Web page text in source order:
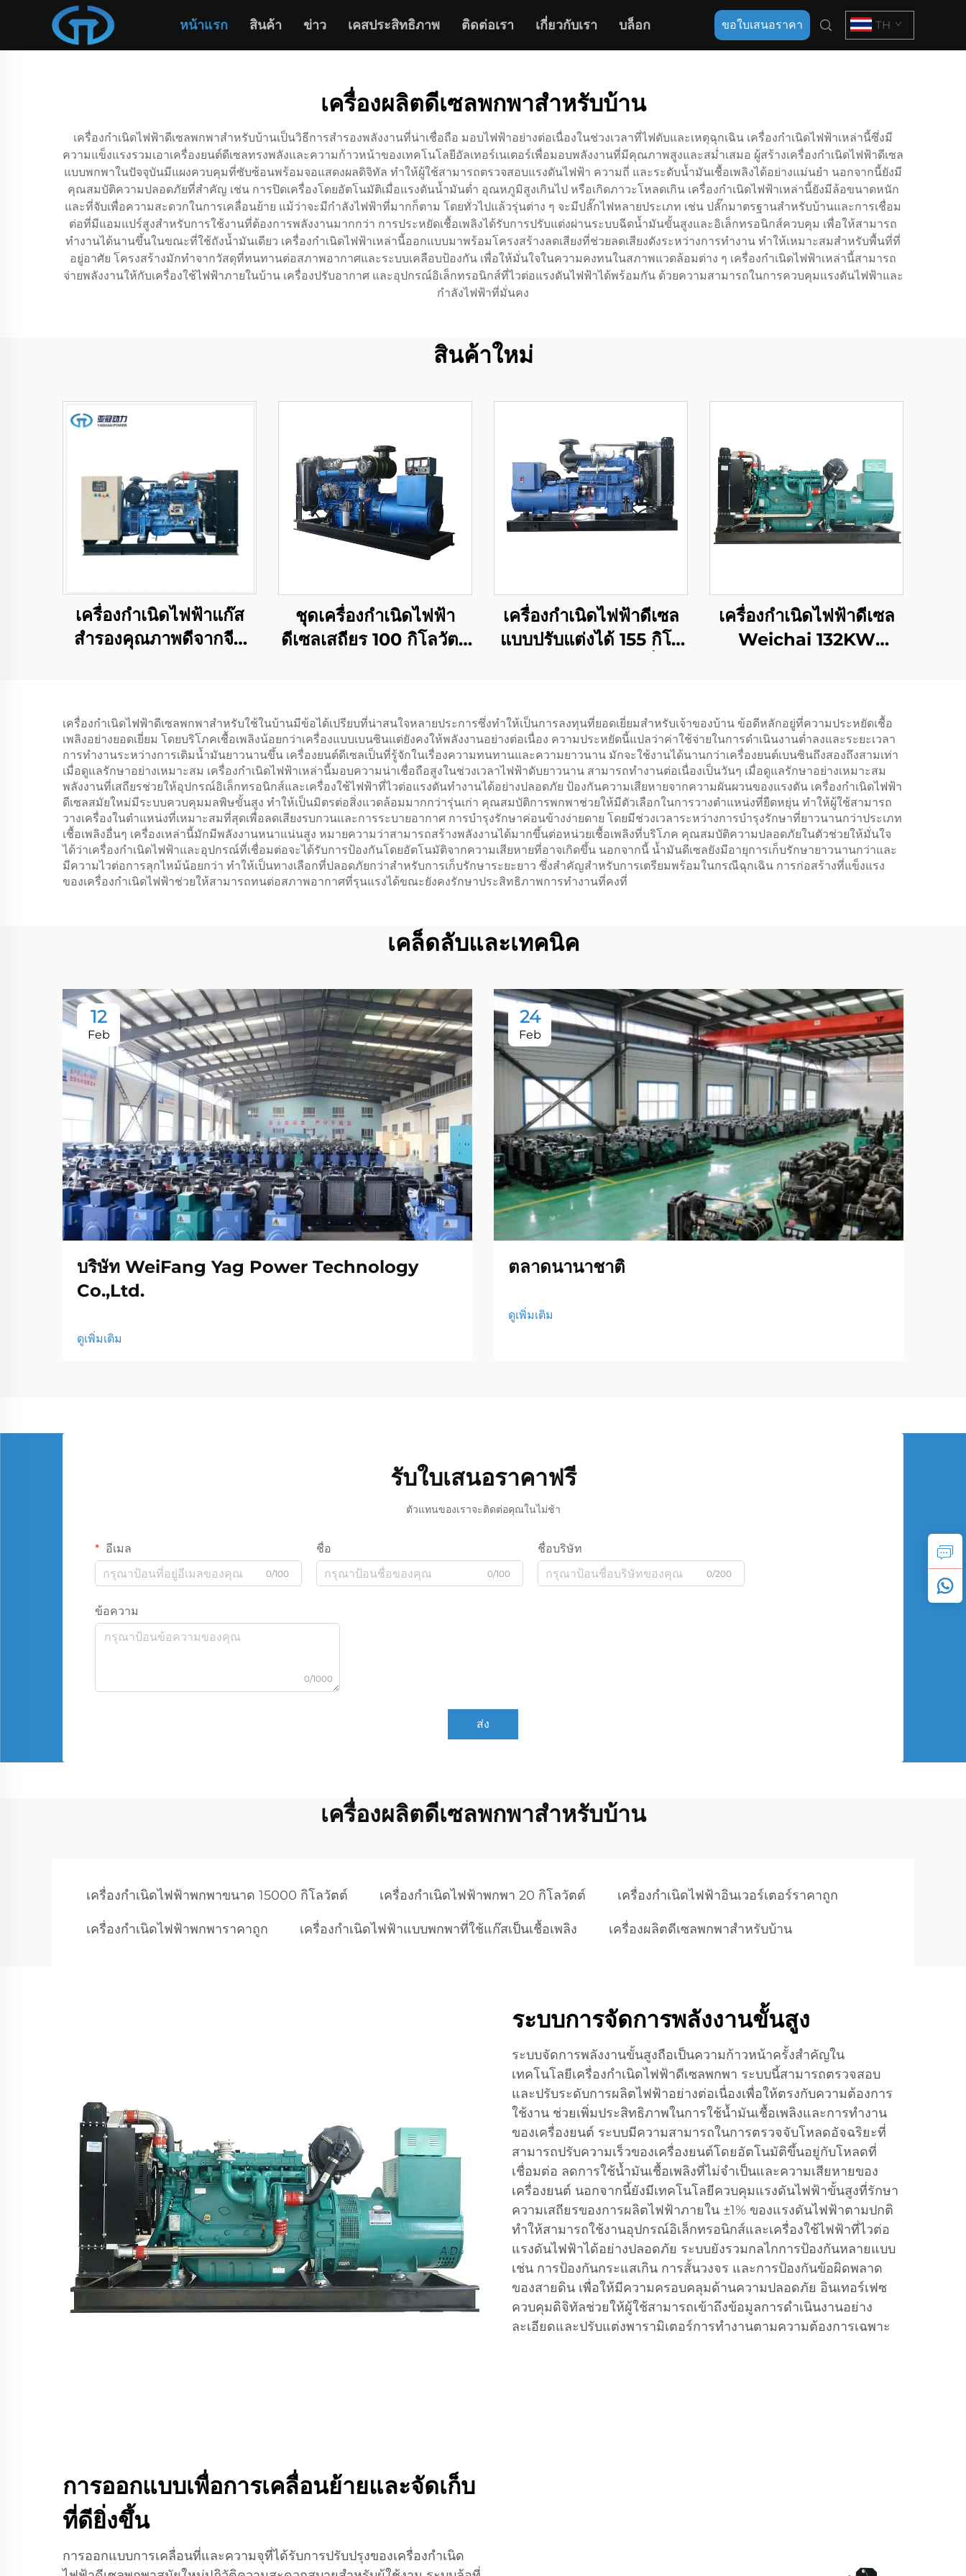
หน้าแรก สินค้า ข่าว เคสประสิทธิภาพ ติดต่อเรา เกี่ยวกับเรา บล็อก ขอใบเสนอราคา TH
เครื่องผลิตดีเซลพกพาสําหรับบ้าน
เครื่องกำเนิดไฟฟ้าดีเซลพกพาสำหรับบ้านเป็นวิธีการสำรองพลังงานที่น่าเชื่อถือ มอบไฟฟ้าอย่างต่อเนื่องในช่วงเวลาที่ไฟดับและเหตุฉุกเฉิน เครื่องกำเนิดไฟฟ้าเหล่านี้ซึ่งมี
ความแข็งแรงรวมเอาเครื่องยนต์ดีเซลทรงพลังและความก้าวหน้าของเทคโนโลยีอัลเทอร์เนเตอร์เพื่อมอบพลังงานที่มีคุณภาพสูงและสม่ำเสมอ ผู้สร้างเครื่องกำเนิดไฟฟ้าดีเซล
แบบพกพาในปัจจุบันมีแผงควบคุมที่ซับซ้อนพร้อมจอแสดงผลดิจิทัล ทำให้ผู้ใช้สามารถตรวจสอบแรงดันไฟฟ้า ความถี่ และระดับน้ำมันเชื้อเพลิงได้อย่างแม่นยำ นอกจากนี้ยังมี
คุณสมบัติความปลอดภัยที่สำคัญ เช่น การปิดเครื่องโดยอัตโนมัติเมื่อแรงดันน้ำมันต่ำ อุณหภูมิสูงเกินไป หรือเกิดภาวะโหลดเกิน เครื่องกำเนิดไฟฟ้าเหล่านี้ยังมีล้อขนาดหนัก
และที่จับเพื่อความสะดวกในการเคลื่อนย้าย แม้ว่าจะมีกำลังไฟฟ้าที่มากก็ตาม โดยทั่วไปแล้วรุ่นต่าง ๆ จะมีปลั๊กไฟหลายประเภท เช่น ปลั๊กมาตรฐานสำหรับบ้านและการเชื่อม
ต่อที่มีแอมแปร์สูงสำหรับการใช้งานที่ต้องการพลังงานมากกว่า การประหยัดเชื้อเพลิงได้รับการปรับแต่งผ่านระบบฉีดน้ำมันขั้นสูงและอิเล็กทรอนิกส์ควบคุม เพื่อให้สามารถ
ทำงานได้นานขึ้นในขณะที่ใช้ถังน้ำมันเดียว เครื่องกำเนิดไฟฟ้าเหล่านี้ออกแบบมาพร้อมโครงสร้างลดเสียงที่ช่วยลดเสียงดังระหว่างการทำงาน ทำให้เหมาะสมสำหรับพื้นที่ที่
อยู่อาศัย โครงสร้างมักทำจากวัสดุที่ทนทานต่อสภาพอากาศและระบบเคลือบป้องกัน เพื่อให้มั่นใจในความคงทนในสภาพแวดล้อมต่าง ๆ เครื่องกำเนิดไฟฟ้าเหล่านี้สามารถ
จ่ายพลังงานให้กับเครื่องใช้ไฟฟ้าภายในบ้าน เครื่องปรับอากาศ และอุปกรณ์อิเล็กทรอนิกส์ที่ไวต่อแรงดันไฟฟ้าได้พร้อมกัน ด้วยความสามารถในการควบคุมแรงดันไฟฟ้าและ
กำลังไฟฟ้าที่มั่นคง
สินค้าใหม่
เครื่องกำเนิดไฟฟ้าแก๊ส
สำรองคุณภาพดีจากจีน
ชุดเครื่องกำเนิดไฟฟ้า
ดีเซลเสถียร 100 กิโลวัตต์
เครื่องกำเนิดไฟฟ้าดีเซล
แบบปรับแต่งได้ 155 กิโล
เครื่องกำเนิดไฟฟ้าดีเซล
Weichai 132KW
เครื่องกำเนิดไฟฟ้าดีเซลพกพาสำหรับใช้ในบ้านมีข้อได้เปรียบที่น่าสนใจหลายประการซึ่งทำให้เป็นการลงทุนที่ยอดเยี่ยมสำหรับเจ้าของบ้าน ข้อดีหลักอยู่ที่ความประหยัดเชื้อ
เพลิงอย่างยอดเยี่ยม โดยบริโภคเชื้อเพลิงน้อยกว่าเครื่องแบบเบนซินแต่ยังคงให้พลังงานอย่างต่อเนื่อง ความประหยัดนี้แปลว่าค่าใช้จ่ายในการดำเนินงานต่ำลงและระยะเวลา
การทำงานระหว่างการเติมน้ำมันยาวนานขึ้น เครื่องยนต์ดีเซลเป็นที่รู้จักในเรื่องความทนทานและความยาวนาน มักจะใช้งานได้นานกว่าเครื่องยนต์เบนซินถึงสองถึงสามเท่า
เมื่อดูแลรักษาอย่างเหมาะสม เครื่องกำเนิดไฟฟ้าเหล่านี้มอบความน่าเชื่อถือสูงในช่วงเวลาไฟฟ้าดับยาวนาน สามารถทำงานต่อเนื่องเป็นวันๆ เมื่อดูแลรักษาอย่างเหมาะสม
พลังงานที่เสถียรช่วยให้อุปกรณ์อิเล็กทรอนิกส์และเครื่องใช้ไฟฟ้าที่ไวต่อแรงดันทำงานได้อย่างปลอดภัย ป้องกันความเสียหายจากความผันผวนของแรงดัน เครื่องกำเนิดไฟฟ้า
ดีเซลสมัยใหม่มีระบบควบคุมมลพิษขั้นสูง ทำให้เป็นมิตรต่อสิ่งแวดล้อมมากกว่ารุ่นเก่า คุณสมบัติการพกพาช่วยให้มีตัวเลือกในการวางตำแหน่งที่ยืดหยุ่น ทำให้ผู้ใช้สามารถ
วางเครื่องในตำแหน่งที่เหมาะสมที่สุดเพื่อลดเสียงรบกวนและการระบายอากาศ การบำรุงรักษาค่อนข้างง่ายดาย โดยมีช่วงเวลาระหว่างการบำรุงรักษาที่ยาวนานกว่าประเภท
เชื้อเพลิงอื่นๆ เครื่องเหล่านี้มักมีพลังงานหนาแน่นสูง หมายความว่าสามารถสร้างพลังงานได้มากขึ้นต่อหน่วยเชื้อเพลิงที่บริโภค คุณสมบัติความปลอดภัยในตัวช่วยให้มั่นใจ
ได้ว่าเครื่องกำเนิดไฟฟ้าและอุปกรณ์ที่เชื่อมต่อจะได้รับการป้องกันโดยอัตโนมัติจากความเสียหายที่อาจเกิดขึ้น นอกจากนี้ น้ำมันดีเซลยังมีอายุการเก็บรักษายาวนานกว่าและ
มีความไวต่อการลุกไหม้น้อยกว่า ทำให้เป็นทางเลือกที่ปลอดภัยกว่าสำหรับการเก็บรักษาระยะยาว ซึ่งสำคัญสำหรับการเตรียมพร้อมในกรณีฉุกเฉิน การก่อสร้างที่แข็งแรง
ของเครื่องกำเนิดไฟฟ้าช่วยให้สามารถทนต่อสภาพอากาศที่รุนแรงได้ขณะยังคงรักษาประสิทธิภาพการทำงานที่คงที่
เคล็ดลับและเทคนิค
12
Feb
บริษัท WeiFang Yag Power Technology
Co.,Ltd.
ดูเพิ่มเติม
24
Feb
ตลาดนานาชาติ
ดูเพิ่มเติม
รับใบเสนอราคาฟรี
ตัวแทนของเราจะติดต่อคุณในไม่ช้า
อีเมล
0/100
ชื่อ
0/100
ชื่อบริษัท
0/200
ข้อความ
0/1000
ส่ง
เครื่องผลิตดีเซลพกพาสําหรับบ้าน
เครื่องกำเนิดไฟฟ้าพกพาขนาด 15000 กิโลวัตต์ เครื่องกำเนิดไฟฟ้าพกพา 20 กิโลวัตต์ เครื่องกำเนิดไฟฟ้าอินเวอร์เตอร์ราคาถูก
เครื่องกำเนิดไฟฟ้าพกพาราคาถูก เครื่องกำเนิดไฟฟ้าแบบพกพาที่ใช้แก๊สเป็นเชื้อเพลิง เครื่องผลิตดีเซลพกพาสําหรับบ้าน
ระบบการจัดการพลังงานขั้นสูง
ระบบจัดการพลังงานขั้นสูงถือเป็นความก้าวหน้าครั้งสำคัญใน
เทคโนโลยีเครื่องกำเนิดไฟฟ้าดีเซลพกพา ระบบนี้สามารถตรวจสอบ
และปรับระดับการผลิตไฟฟ้าอย่างต่อเนื่องเพื่อให้ตรงกับความต้องการ
ใช้งาน ช่วยเพิ่มประสิทธิภาพในการใช้น้ำมันเชื้อเพลิงและการทำงาน
ของเครื่องยนต์ ระบบมีความสามารถในการตรวจจับโหลดอัจฉริยะที่
สามารถปรับความเร็วของเครื่องยนต์โดยอัตโนมัติขึ้นอยู่กับโหลดที่
เชื่อมต่อ ลดการใช้น้ำมันเชื้อเพลิงที่ไม่จำเป็นและความเสียหายของ
เครื่องยนต์ นอกจากนี้ยังมีเทคโนโลยีควบคุมแรงดันไฟฟ้าขั้นสูงที่รักษา
ความเสถียรของการผลิตไฟฟ้าภายใน ±1% ของแรงดันไฟฟ้าตามปกติ
ทำให้สามารถใช้งานอุปกรณ์อิเล็กทรอนิกส์และเครื่องใช้ไฟฟ้าที่ไวต่อ
แรงดันไฟฟ้าได้อย่างปลอดภัย ระบบยังรวมกลไกการป้องกันหลายแบบ
เช่น การป้องกันกระแสเกิน การสั้นวงจร และการป้องกันข้อผิดพลาด
ของสายดิน เพื่อให้มีความครอบคลุมด้านความปลอดภัย อินเทอร์เฟซ
ควบคุมดิจิทัลช่วยให้ผู้ใช้สามารถเข้าถึงข้อมูลการดำเนินงานอย่าง
ละเอียดและปรับแต่งพารามิเตอร์การทำงานตามความต้องการเฉพาะ
การออกแบบเพื่อการเคลื่อนย้ายและจัดเก็บ
ที่ดียิ่งขึ้น
การออกแบบการเคลื่อนที่และความจุที่ได้รับการปรับปรุงของเครื่องกำเนิด